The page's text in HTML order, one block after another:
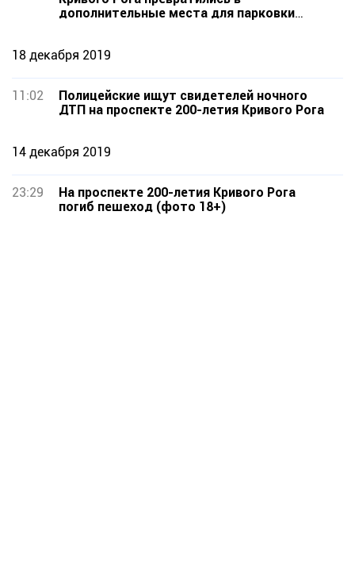
дополнительные места для парковки
18 декабря 2019
11:02
Полицейские ищут свидетелей ночного
ДТП на проспекте 200-летия Кривого Рога
14 декабря 2019
23:29
На проспекте 200-летия Кривого Рога
погиб пешеход (фото 18+)